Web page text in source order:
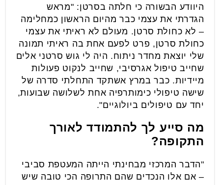
היוודע הבשורה כי חלתה בסרטן: "מראש
הגדרתי את עצמי כבר מהיום הראשון כמחלימה
– לא כחולת סרטן. מעולם לא ראיתי את עצמי
כחולת סרטן, פרט לפעם אחת בה ראיתי תמונה
שלי יוצאת מחדר ניתוח. היה לי גוש סרטני אלים
שחייב טיפול אגרסיבי, שחייב לנקוט פעולות
מיידיות. כבר במרץ אשתקד התחלתי סדרה של
שישה טיפולי כימותרפיה אחת לשלושה שבועות,
יחד עם טיפולים ביולוגיים".
מה סייע לך להתמודד לאורך
התקופה?
"הדבר המרכזי מבחינתי הייתה המעטפת סביבי
– אם אלו הנכדים שהם התרופה הכי טובה שיש